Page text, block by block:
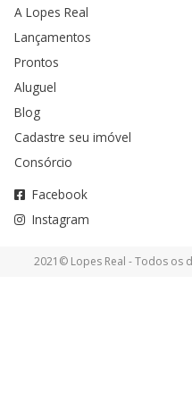
A Lopes Real
Lançamentos
Prontos
Aluguel
Blog
Cadastre seu imóvel
Consórcio
Facebook
Instagram
2021© Lopes Real - Todos os